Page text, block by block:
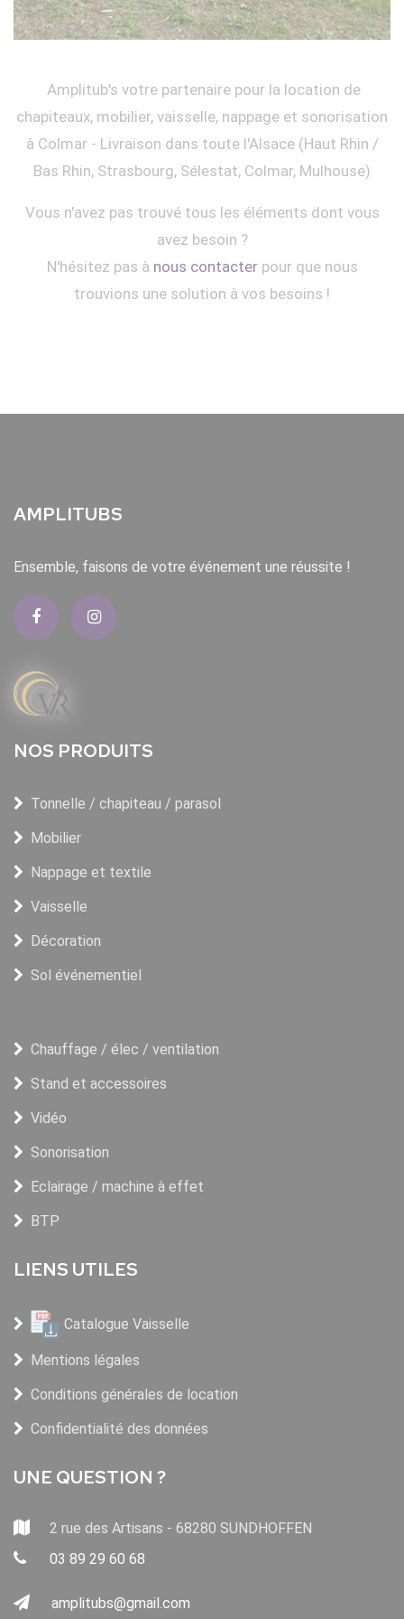
Amplitub's votre partenaire pour la location de
chapiteaux, mobilier, vaisselle, nappage et sonorisation
à Colmar - Livraison dans toute l'Alsace (Haut Rhin /
Bas Rhin, Strasbourg, Sélestat, Colmar, Mulhouse)
Vous n'avez pas trouvé tous les éléments dont vous
avez besoin ?
N'hésitez pas à nous contacterpour que nous
trouvions une solution à vos besoins !
AMPLITUBS
Ensemble, faisons de votre événement une réussite !
NOS PRODUITS
Tonnelle / chapiteau / parasol
Mobilier
Nappage et textile
Vaisselle
Décoration
Sol événementiel
Chauffage / élec / ventilation
Stand et accessoires
Vidéo
Sonorisation
Eclairage / machine à effet
BTP
LIENS UTILES
Catalogue Vaisselle
Mentions légales
Conditions générales de location
Confidentialité des données
UNE QUESTION ?
2 rue des Artisans - 68280 SUNDHOFFEN
03 89 29 60 68
amplitubs@gmail.com